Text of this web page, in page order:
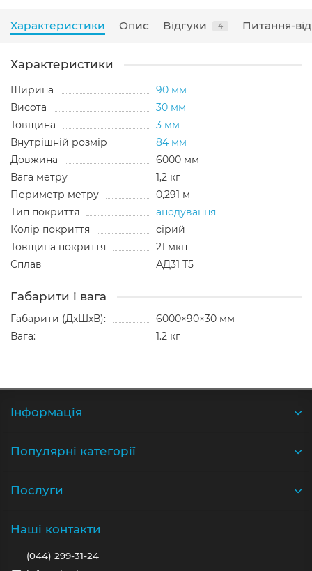
Характеристики Опис Відгуки 4 Питання-
Характеристики
Ширина
90 мм
Висота
30 мм
Товщина
3 мм
Внутрішній розмір
84 мм
Довжина
6000 мм
Вага метру
1,2 кг
Периметр метру
0,291 м
Тип покриття
анодування
Колір покриття
сірий
Товщина покриття
21 мкн
Сплав
АД31 Т5
Габарити і вага
Габарити (ДхШхВ):
6000×90×30 мм
Вага:
1.2 кг
Iнформація
Популярні категорії
Послуги
Наші контакти
(044) 299-31-24